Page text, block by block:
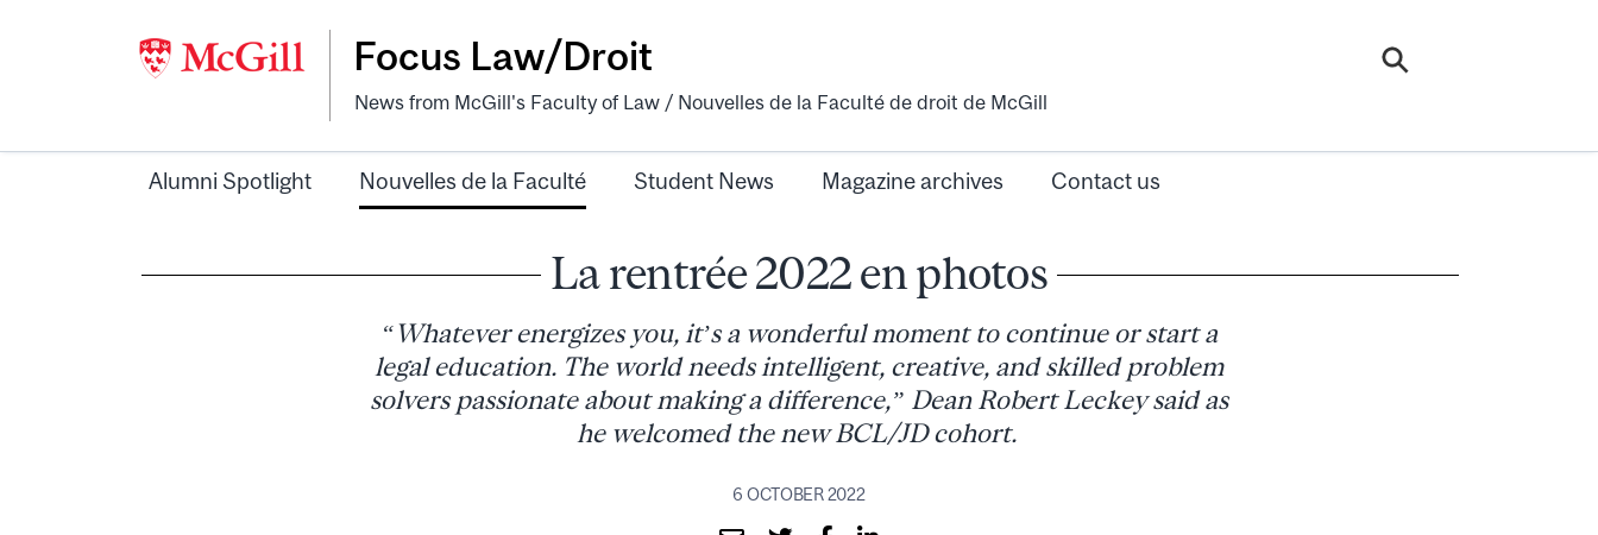
Focus Law/Droit
News from McGill's Faculty of Law / Nouvelles de la Faculté de droit de McGill
Alumni Spotlight Nouvelles de la Faculté Student News Magazine archives Contact us
La rentrée 2022 en photos
“Whatever energizes you, it’s a wonderful moment to continue or start a
legal education. The world needs intelligent, creative, and skilled problem
solvers passionate about making a difference,” Dean Robert Leckey said as
he welcomed the new BCL/JD cohort.
6 OCTOBER 2022